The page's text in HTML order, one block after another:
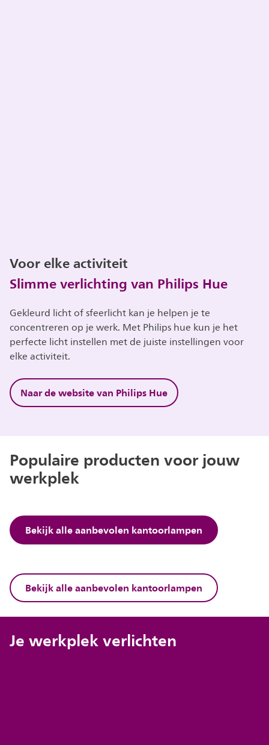
Voor elke activiteit
Slimme verlichting van Philips Hue
Gekleurd licht of sfeerlicht kan je helpen je te
concentreren op je werk. Met Philips hue kun je het
perfecte licht instellen met de juiste instellingen voor
elke activiteit.
Naar de website van Philips Hue
Populaire producten voor jouw
werkplek
Bekijk alle aanbevolen kantoorlampen
Bekijk alle aanbevolen kantoorlampen
Je werkplek verlichten